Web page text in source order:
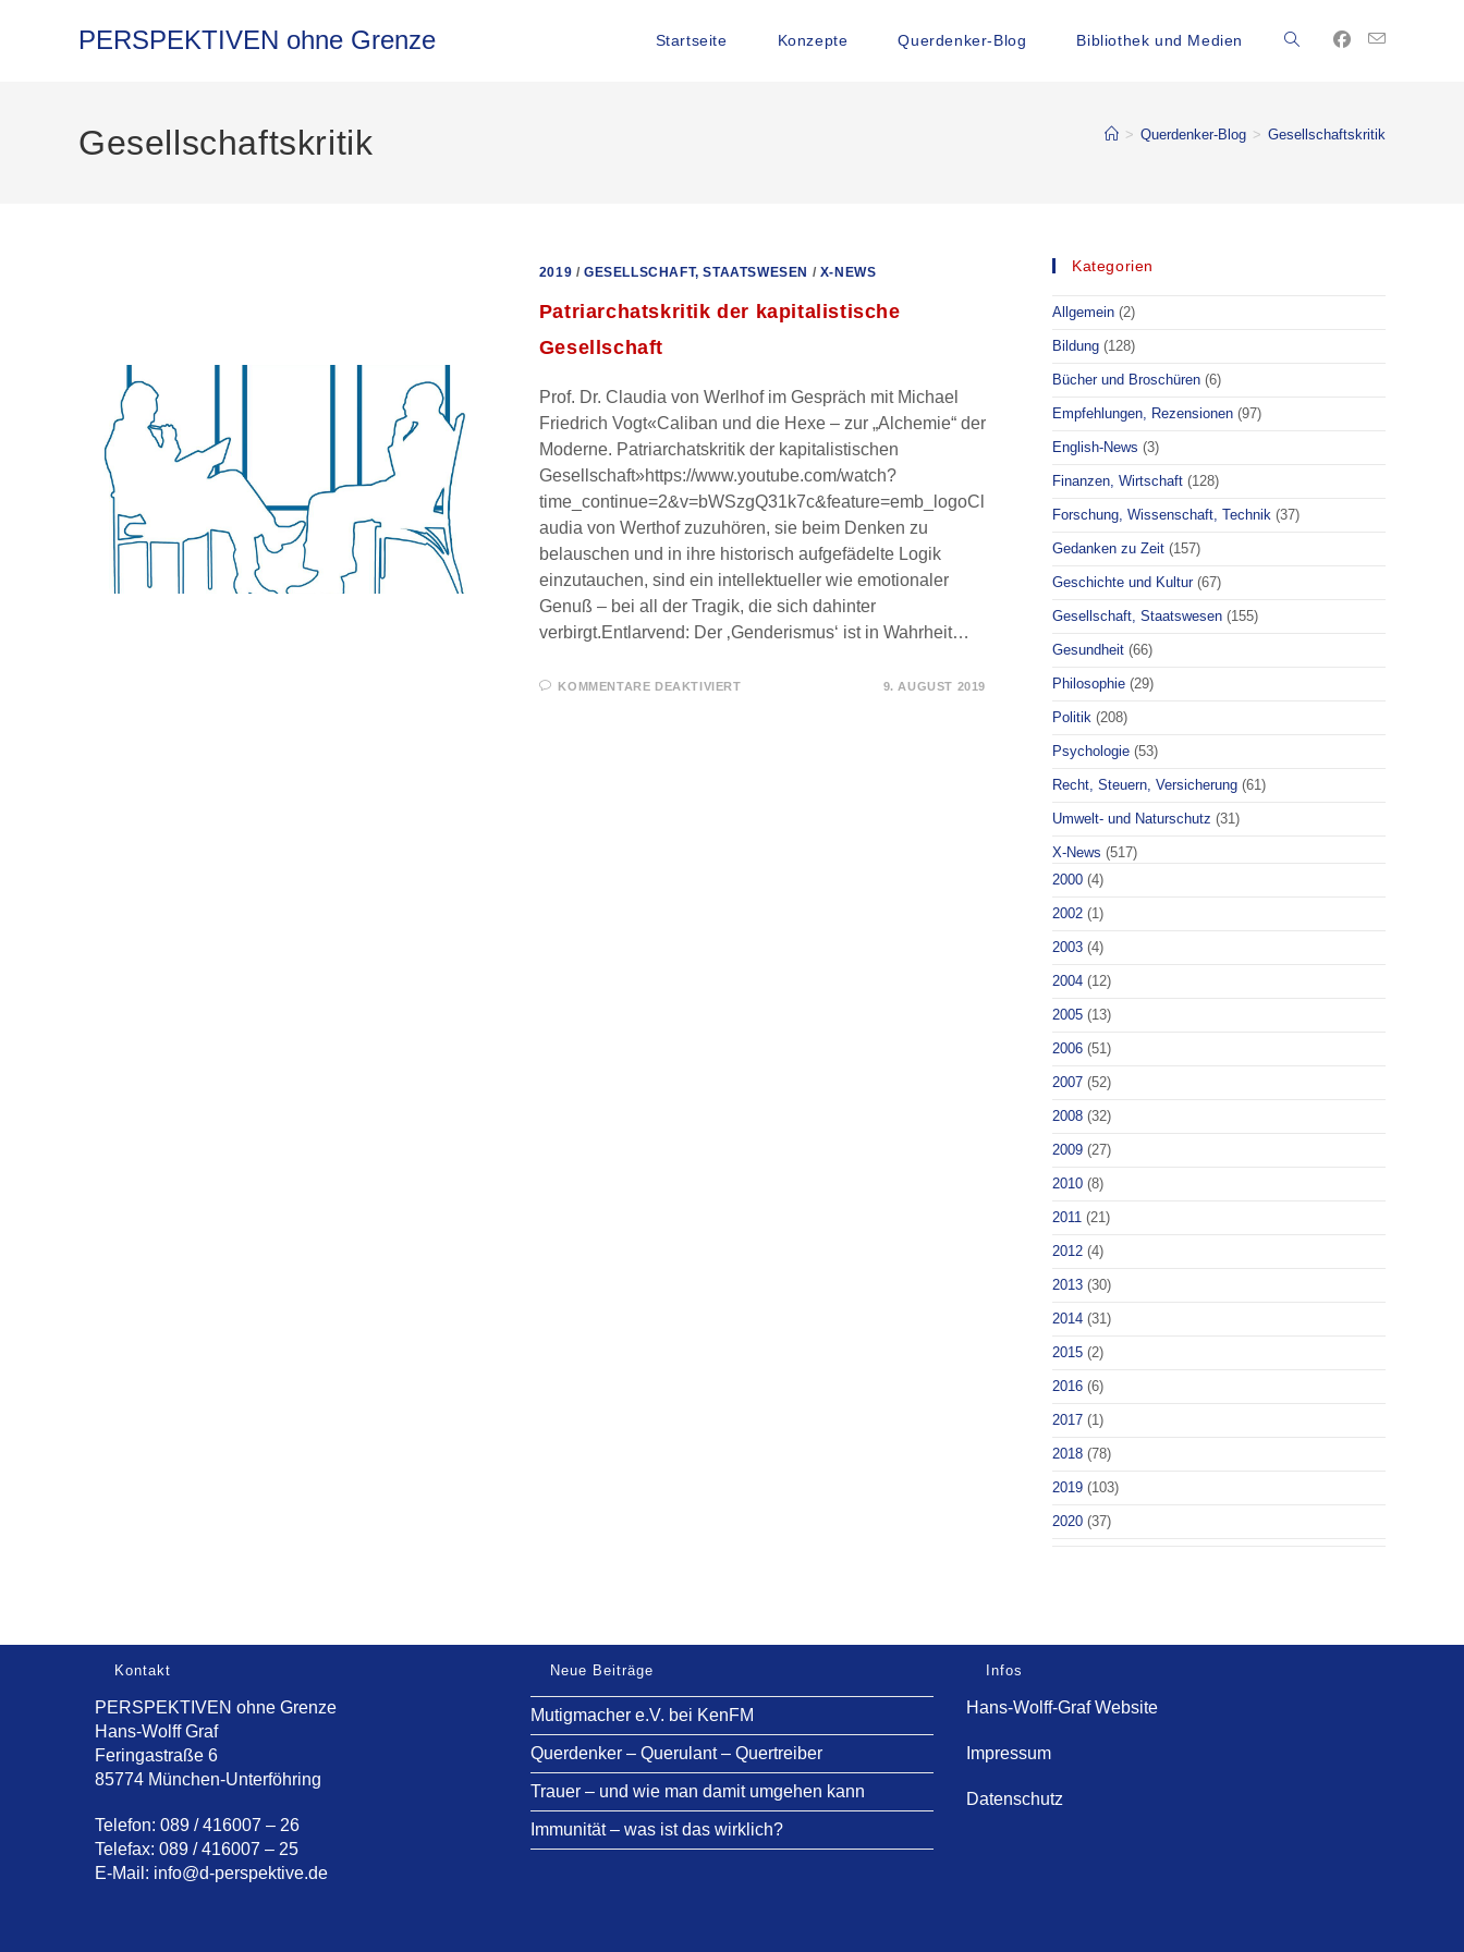
PERSPEKTIVEN ohne Grenze Startseite Konzepte Querdenker-Blog Bibliothek und Medien Website-
Gesellschaftskritik > Querdenker-Blog > Gesellschaftskritik
2019 /GESELLSCHAFT, STAATSWESEN / X-NEWS
Patriarchatskritik der kapitalistische
Gesellschaft
Prof. Dr. Claudia von Werlhof im Gespräch mit Michael
Friedrich Vogt«Caliban und die Hexe – zur „Alchemie“ der
Moderne. Patriarchatskritik der kapitalistischen
Gesellschaft»https://www.youtube.com/watch?
time_continue=2&v=bWSzgQ31k7c&feature=emb_logoCl
audia von Werthof zuzuhören, sie beim Denken zu
belauschen und in ihre historisch aufgefädelte Logik
einzutauchen, sind ein intellektueller wie emotionaler
Genuß – bei all der Tragik, die sich dahinter
verbirgt.Entlarvend: Der ‚Genderismus‘ ist in Wahrheit…
KOMMENTARE DEAKTIVIERTFÜR
9. AUGUST 2019
Kategorien
Allgemein (2)
Bildung (128)
Bücher und Broschüren (6)
Empfehlungen, Rezensionen (97)
English-News (3)
Finanzen, Wirtschaft (128)
Forschung, Wissenschaft, Technik (37)
Gedanken zu Zeit (157)
Geschichte und Kultur (67)
Gesellschaft, Staatswesen (155)
Gesundheit (66)
Philosophie (29)
Politik (208)
Psychologie (53)
Recht, Steuern, Versicherung (61)
Umwelt- und Naturschutz (31)
X-News (517)
2000 (4)
2002 (1)
2003 (4)
2004 (12)
2005 (13)
2006 (51)
2007 (52)
2008 (32)
2009 (27)
2010 (8)
2011 (21)
2012 (4)
2013 (30)
2014 (31)
2015 (2)
2016 (6)
2017 (1)
2018 (78)
2019 (103)
2020 (37)
Kontakt
PERSPEKTIVEN ohne Grenze
Hans-Wolff Graf
Feringastraße 6
85774 München-Unterföhring
Telefon: 089 / 416007 – 26
Telefax: 089 / 416007 – 25
E-Mail: info@d-perspektive.de
Neue Beiträge
Mutigmacher e.V. bei KenFM
Querdenker – Querulant – Quertreiber
Trauer – und wie man damit umgehen kann
Immunität – was ist das wirklich?
Infos
Hans-Wolff-Graf Website
Impressum
Datenschutz